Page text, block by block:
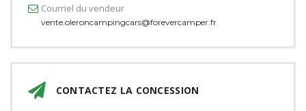
Courriel du vendeur
vente.oleroncampingcars@forevercamper.fr
CONTACTEZ LA CONCESSION